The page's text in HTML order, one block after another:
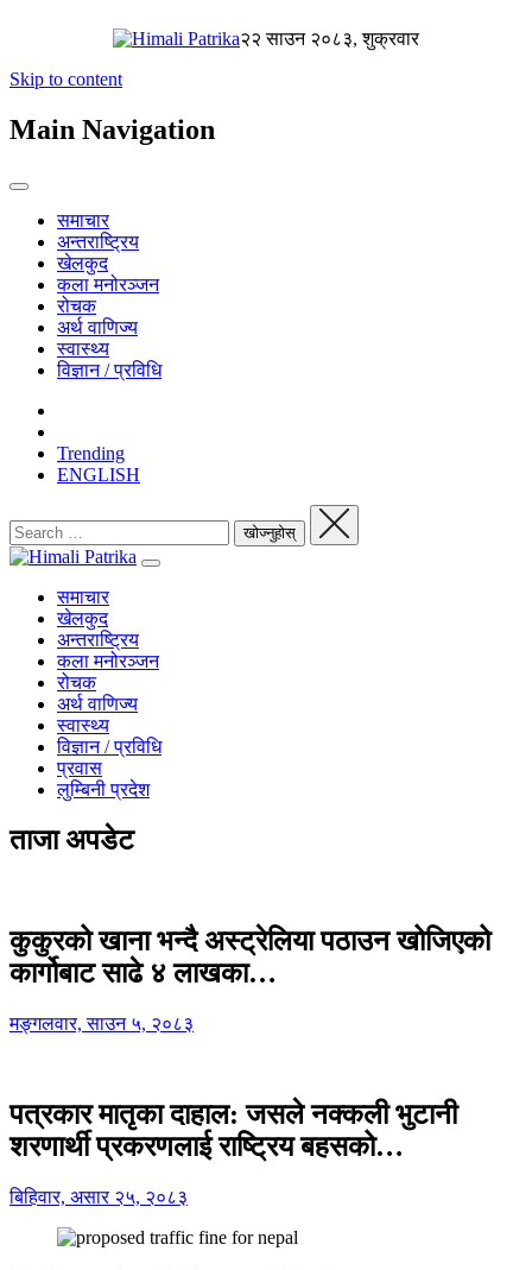
२२ साउन २०८३, शुक्रवार
Skip to content
Main Navigation
समाचार
अन्तराष्ट्रिय
खेलकुद
कला मनोरञ्जन
रोचक
अर्थ वाणिज्य
स्वास्थ्य
विज्ञान / प्रविधि
Trending
ENGLISH
समाचार
खेलकुद
अन्तराष्ट्रिय
कला मनोरञ्जन
रोचक
अर्थ वाणिज्य
स्वास्थ्य
विज्ञान / प्रविधि
प्रवास
लुम्बिनी प्रदेश
ताजा अपडेट
कुकुरको खाना भन्दै अस्ट्रेलिया पठाउन खोजिएको
कार्गोबाट साढे ४ लाखका…
मङ्गलवार, साउन ५, २०८३
पत्रकार मातृका दाहाल: जसले नक्कली भुटानी
शरणार्थी प्रकरणलाई राष्ट्रिय बहसको…
बिहिवार, असार २५, २०८३